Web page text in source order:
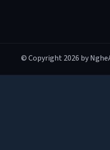
© Copyright 2026 by